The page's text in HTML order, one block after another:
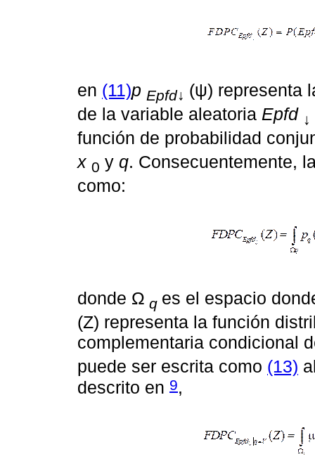
en (11)p Epfd↓ (ψ) representa
de la variable aleatoria Epfd ↓
función de probabilidad
x 0 y q. Consecuentemente,
como:
donde Ω q es el espacio
(Z) representa la función
complementaria condicional
puede ser escrita como (13)
descrito en 9,